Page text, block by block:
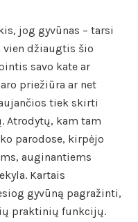
jog gyvūnas – tarsi
vien džiaugtis šio
savo kate ar
priežiūra ar net
tiek skirti
Atrodytų, kam tam
parodose, kirpėjo
auginantiems
Kartais
gyvūną pagražinti,
praktinių funkcijų.